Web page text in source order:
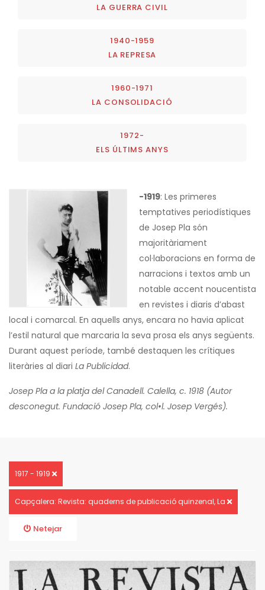
LA GUERRA CIVIL
1940-1959
LA REPRESA
1960-1971
LA CONSOLIDACIÓ
1972-
ELS ÚLTIMS ANYS
-1919: Les primeres
temptatives periodístiques
de Josep Pla són
majoritàriament
col·laboracions en forma de
narracions i textos amb un
notable accent noucentista
en revistes i diaris d’abast
local i comarcal. En aquells anys, encara no havia aplicat
l’estil natural que marcaria la seva prosa els anys següents.
Durant aquest període, també destaquen les crítiques
literàries al diari La Publicidad.
Josep Pla a la platja del Canadell. Calella, c. 1918 (Autor
desconegut. Fundació Josep Pla, col•l. Josep Vergés).
1917 - 1919
Capçalera: Revista: quaderns de publicació quinzenal, La
Netejar